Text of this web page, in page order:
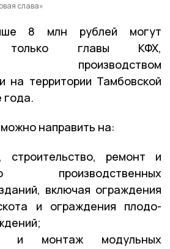
слава»
8 млн рублей могут
только главы КФХ,
производством
на территории Тамбовской
года.
направить на:
строительство, ремонт и
производственных
включая ограждения
и ограждения плодо-
и монтаж модульных